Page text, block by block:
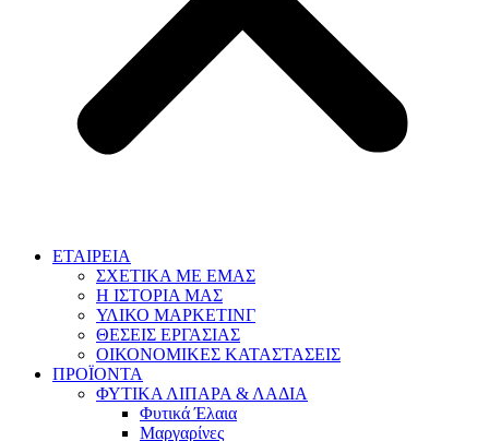
ΕΤΑΙΡΕΙΑ
ΣΧΕΤΙΚΑ ΜΕ ΕΜΑΣ
Η ΙΣΤΟΡΙΑ ΜΑΣ
ΥΛΙΚΟ ΜΑΡΚΕΤΙΝΓ
ΘΕΣΕΙΣ ΕΡΓΑΣΙΑΣ
ΟΙΚΟΝΟΜΙΚΕΣ ΚΑΤΑΣΤΑΣΕΙΣ
ΠΡΟΪΟΝΤΑ
ΦΥΤΙΚΑ ΛΙΠΑΡΑ & ΛΑΔΙΑ
Φυτικά Έλαια
Μαργαρίνες